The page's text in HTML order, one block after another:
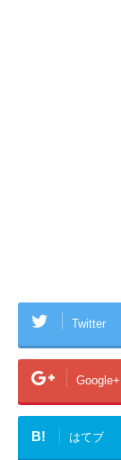
Twitter
Google+
B! はてブ